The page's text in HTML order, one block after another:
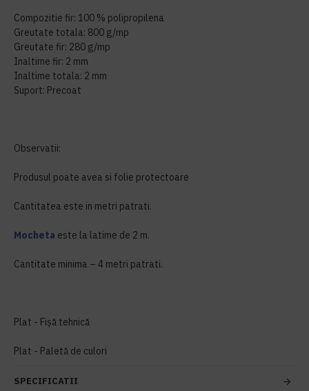
Compozitie fir: 100 % polipropilena
Greutate totala: 800 g/mp
Greutate fir: 280 g/mp
Inaltime fir: 2 mm
Inaltime totala: 2 mm
Suport: Precoat
Observatii:
Produsul poate avea si folie protectoare
Cantitatea este in metri patrati.
Mocheta este la latime de 2 m.
Cantitate minima – 4 metri patrati.
Plat - Fișă tehnică
Plat - Paletă de culori
SPECIFICATII